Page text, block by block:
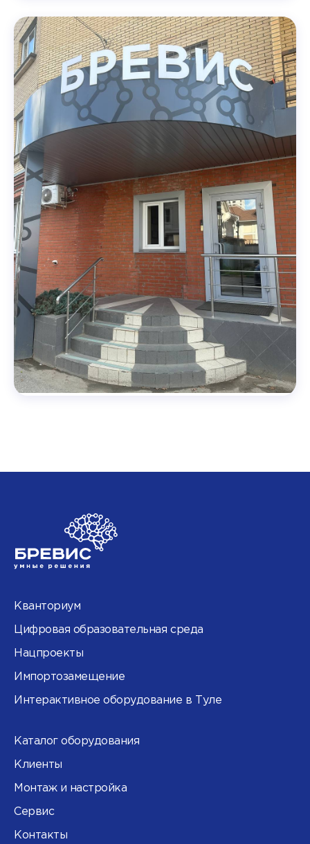
Кванториум
Цифровая образовательная среда
Нацпроекты
Импортозамещение
Интерактивное оборудование в Туле
Каталог оборудования
Клиенты
Монтаж и настройка
Сервис
Контакты